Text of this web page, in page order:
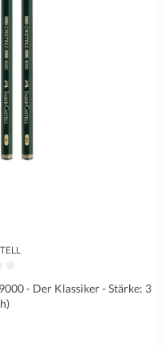
- Der Klassiker - Stärke: 3